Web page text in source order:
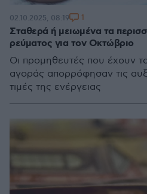
Σταθερά ή μειωμένα τα
ρεύματος για τον Οκτώβριο
Οι προμηθευτές που έχουν
αγοράς απορρόφησαν τις
τιμές της ενέργειας
02.10.2025, 08:19 1